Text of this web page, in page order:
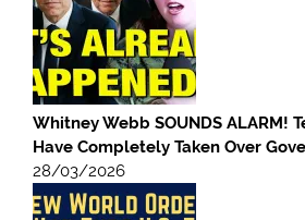
Whitney Webb SOUNDS ALARM!
Have Completely Taken Over
28/03/2026